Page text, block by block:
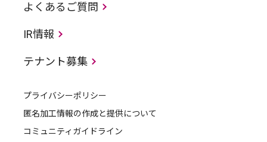
よくあるご質問
IR情報
テナント募集
プライバシーポリシー
匿名加工情報の作成と提供について
コミュニティガイドライン